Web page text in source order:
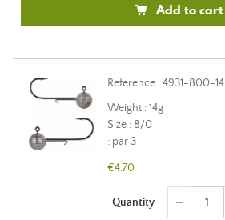
Add to cart
Reference : 4931-800-14
Weight : 14g
Size : 8/0
: par 3
€4.70
Quantity remove